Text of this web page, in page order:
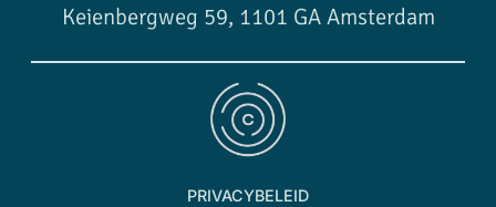
Keienbergweg 59, 1101 GA Amsterdam
PRIVACYBELEID